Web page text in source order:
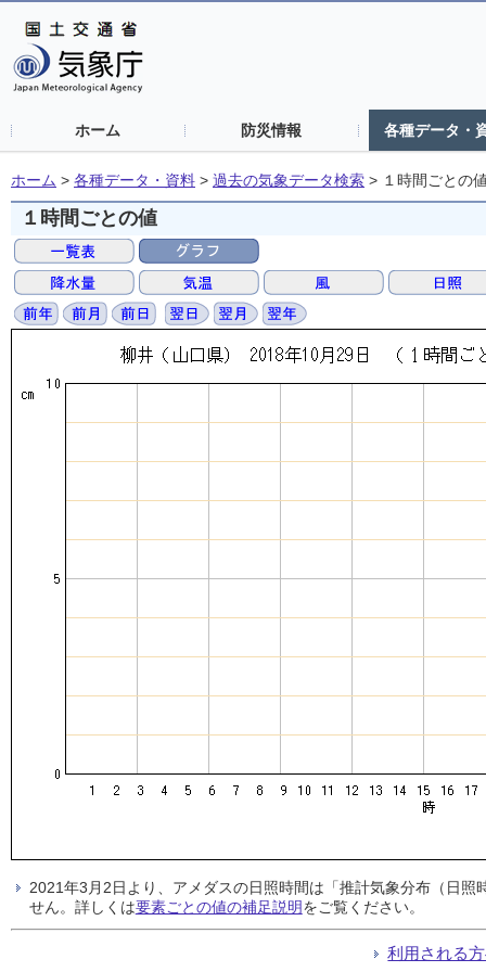
ホーム 防災情報 各種データ・
ホーム > 各種データ・資料 > 過去の気象データ検索 > １時間ごとの
１時間ごとの値
2021年3月2日より、アメダスの日照時間は「推計気象分布（日
せん。詳しくは要素ごとの値の補足説明をご覧ください。
利用される